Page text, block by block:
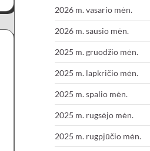
2026 m. vasario mėn.
2026 m. sausio mėn.
2025 m. gruodžio mėn.
2025 m. lapkričio mėn.
2025 m. spalio mėn.
2025 m. rugsėjo mėn.
2025 m. rugpjūčio mėn.